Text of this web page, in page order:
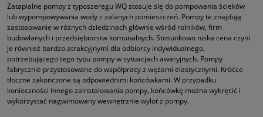
Zatapialne pompy z typoszeregu WQ stosuje się do pompowania ścieków
lub wypompowywania wody z zalanych pomieszczeń. Pompy te znajdują
zastosowanie w różnych dziedzinach głównie wśród rolników, firm
budowlanych i przedsiębiorstw komunalnych. Stosunkowo niska cena czyni
je również bardzo atrakcyjnymi dla odbiorcy indywidualnego,
potrzebującego tego typu pompy w sytuacjach awaryjnych. Pompy
fabrycznie przystosowane do współpracy z wężami elastycznymi. Króćce
tłoczne zakonczone są odpowiednimi końcówkami. W przypadku
konieczności innego zainstalowania pompy, końcówkę można wykręcić i
wykorzystać nagwintowany wewnętrznie wylot z pompy.